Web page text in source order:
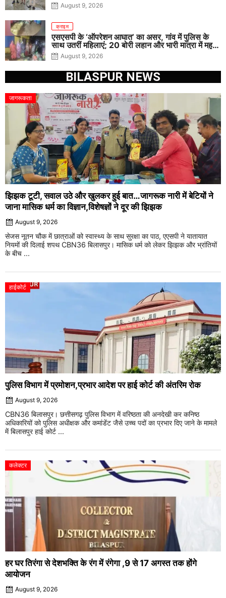
August 9, 2026
क्राइम
एसएसपी के ‘ऑपरेशन आघात’ का असर, गांव में पुलिस के
साथ उतरीं महिलाएं; 20 बोरी लहान और भारी मात्रा में महुआ
पास नष्ट
August 9, 2026
BILASPUR NEWS
जागरूकता
झिझक टूटी, सवाल उठे और खुलकर हुई बात…जागरूक नारी में बेटियों ने
जाना मासिक धर्म का विज्ञान,विशेषज्ञों ने दूर की झिझक
August 9, 2026
सेजस नूतन चौक में छात्राओं को स्वास्थ्य के साथ सुरक्षा का पाठ, एएसपी ने यातायात
नियमों की दिलाई शपथ CBN36 बिलासपुर। मासिक धर्म को लेकर झिझक और भ्रांतियों
के बीच ...
हाईकोर्ट
पुलिस विभाग में प्रमोशन,प्रभार आदेश पर हाई कोर्ट की अंतरिम रोक
August 9, 2026
CBN36 बिलासपुर। छत्तीसगढ़ पुलिस विभाग में वरिष्ठता की अनदेखी कर कनिष्ठ
अधिकारियों को पुलिस अधीक्षक और कमांडेंट जैसे उच्च पदों का प्रभार दिए जाने के मामले
में बिलासपुर हाई कोर्ट ...
कलेक्टर
हर घर तिरंगा से देशभक्ति के रंग में रंगेगा ,9 से 17 अगस्त तक होंगे
आयोजन
August 9, 2026